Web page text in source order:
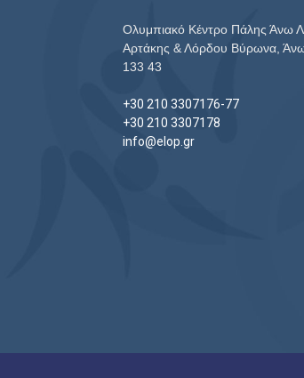
Ολυμπιακό Κέντρο Πάλης Άνω
Αρτάκης & Λόρδου Βύρωνα,
133 43
+30 210 3307176-77
+30 210 3307178
info@elop.gr